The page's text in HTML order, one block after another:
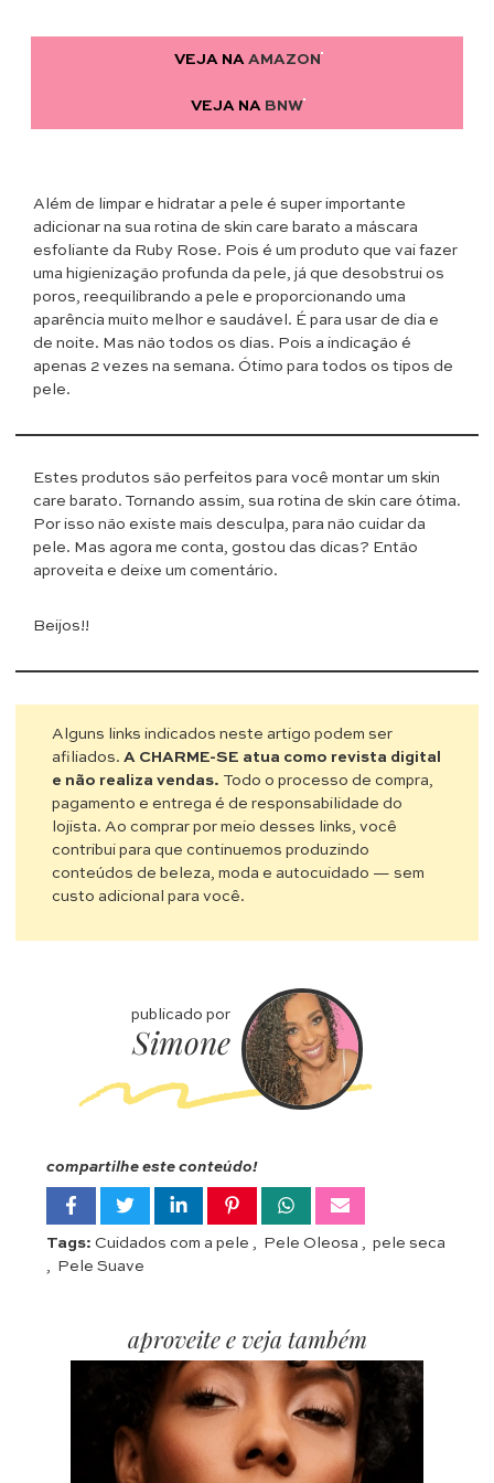
VEJA NA AMAZON
VEJA NA BNW
Além de limpar e hidratar a pele é super importante
adicionar na sua rotina de skin care barato a máscara
esfoliante da Ruby Rose. Pois é um produto que vai fazer
uma higienização profunda da pele, já que desobstrui os
poros, reequilibrando a pele e proporcionando uma
aparência muito melhor e saudável. É para usar de dia e
de noite. Mas não todos os dias. Pois a indicação é
apenas 2 vezes na semana. Ótimo para todos os tipos de
pele.
Estes produtos são perfeitos para você montar um skin
care barato. Tornando assim, sua rotina de skin care ótima.
Por isso não existe mais desculpa, para não cuidar da
pele. Mas agora me conta, gostou das dicas? Então
aproveita e deixe um comentário.
Beijos!!
Alguns links indicados neste artigo podem ser
afiliados.A CHARME-SE atua como revista digital
e não realiza vendas. Todo o processo de compra,
pagamento e entrega é de responsabilidade do
lojista. Ao comprar por meio desses links, você
contribui para que continuemos produzindo
conteúdos de beleza, moda e autocuidado — sem
custo adicional para você.
compartilhe este conteúdo!
Tags: Cuidados com a pele Pele Oleosa
pele seca
Pele Suave
publicado por
Simone
aproveite e veja também